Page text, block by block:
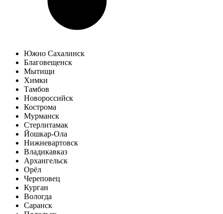
Южно Сахалинск
Благовещенск
Мытищи
Химки
Тамбов
Новороссийск
Кострома
Мурманск
Стерлитамак
Йошкар-Ола
Нижневартовск
Владикавказ
Архангельск
Орёл
Череповец
Курган
Вологда
Саранск